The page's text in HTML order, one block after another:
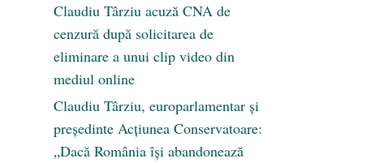
Claudiu Târziu acuză CNA de
cenzură după solicitarea de
eliminare a unui clip video din
mediul online
Claudiu Târziu, europarlamentar și
președinte Acțiunea Conservatoare:
„Dacă România își abandonează